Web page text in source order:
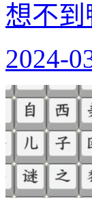
想不
2024-